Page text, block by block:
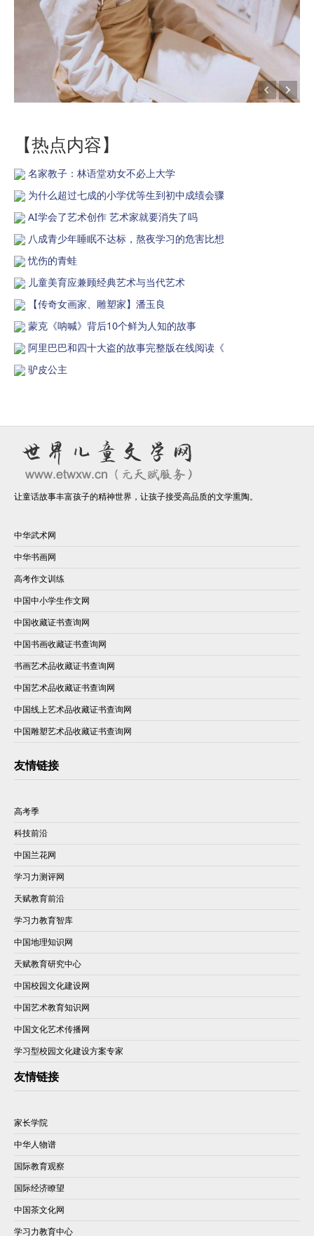
【热点内容】
名家教子：林语堂劝女不必上大学
为什么超过七成的小学优等生到初中成绩会骤
AI学会了艺术创作 艺术家就要消失了吗
八成青少年睡眠不达标，熬夜学习的危害比想
忧伤的青蛙
儿童美育应兼顾经典艺术与当代艺术
【传奇女画家、雕塑家】潘玉良
蒙克《呐喊》背后10个鲜为人知的故事
阿里巴巴和四十大盗的故事完整版在线阅读《
驴皮公主
让童话故事丰富孩子的精神世界，让孩子接受高品质的文学熏陶。
中华武术网
中华书画网
高考作文训练
中国中小学生作文网
中国收藏证书查询网
中国书画收藏证书查询网
书画艺术品收藏证书查询网
中国艺术品收藏证书查询网
中国线上艺术品收藏证书查询网
中国雕塑艺术品收藏证书查询网
友情链接
高考季
科技前沿
中国兰花网
学习力测评网
天赋教育前沿
学习力教育智库
中国地理知识网
天赋教育研究中心
中国校园文化建设网
中国艺术教育知识网
中国文化艺术传播网
学习型校园文化建设方案专家
友情链接
家长学院
中华人物谱
国际教育观察
国际经济瞭望
中国茶文化网
学习力教育中心